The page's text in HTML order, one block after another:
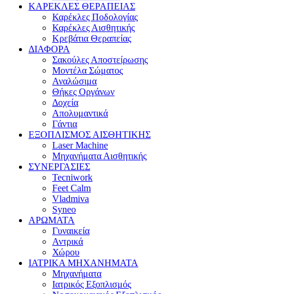
ΚΑΡΕΚΛΕΣ ΘΕΡΑΠΕΙΑΣ
Καρέκλες Ποδολογίας
Καρέκλες Αισθητικής
Κρεβάτια Θεραπείας
ΔΙΑΦΟΡΑ
Σακούλες Αποστείρωσης
Μοντέλα Σώματος
Αναλώσιμα
Θήκες Οργάνων
Δοχεία
Απολυμαντικά
Γάντια
ΕΞΟΠΛΙΣΜΟΣ ΑΙΣΘΗΤΙΚΗΣ
Laser Machine
Μηχανήματα Αισθητικής
ΣΥΝΕΡΓΑΣΙΕΣ
Tecniwork
Feet Calm
Vladmiva
Syneo
ΑΡΩΜΑΤΑ
Γυναικεία
Αντρικά
Χώρου
ΙΑΤΡΙΚΑ ΜΗΧΑΝΗΜΑΤΑ
Μηχανήματα
Ιατρικός Εξοπλισμός